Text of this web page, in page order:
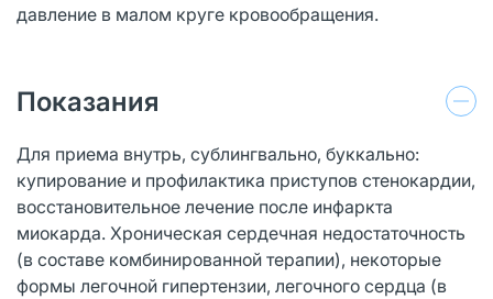
давление в малом круге кровообращения.
Показания
Для приема внутрь, сублингвально, буккально:
купирование и профилактика приступов стенокардии,
восстановительное лечение после инфаркта
миокарда. Хроническая сердечная недостаточность
(в составе комбинированной терапии), некоторые
формы легочной гипертензии, легочного сердца (в